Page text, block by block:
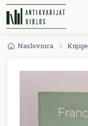
Naslovnica Knjige